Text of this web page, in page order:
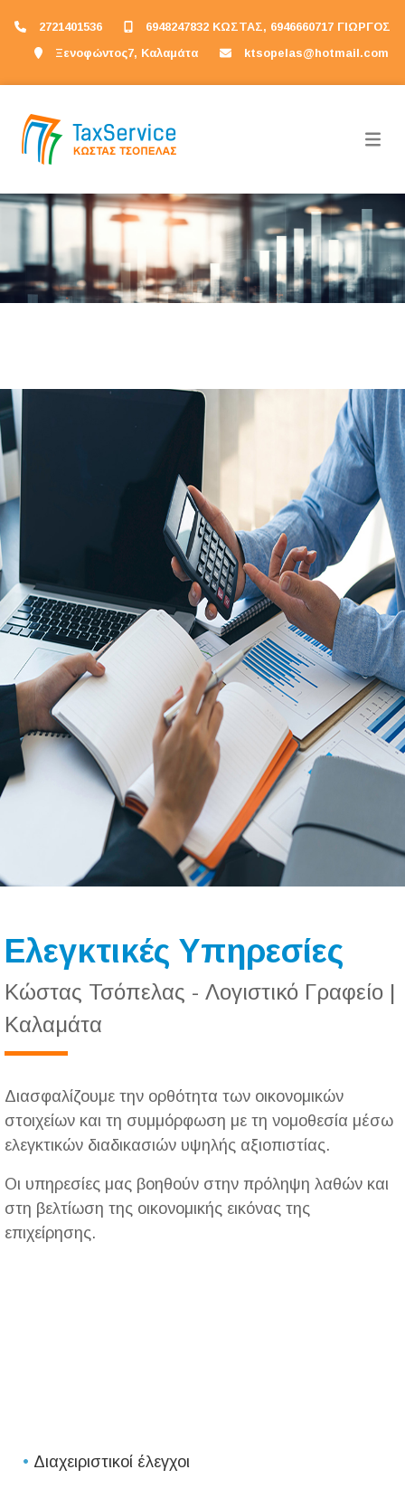
2721401536
6948247832 ΚΩΣΤΑΣ, 6946660717 ΓΙΩΡΓΟΣ
Ξενοφώντος7, Καλαμάτα
ktsopelas@hotmail.com
Ελεγκτικές Υπηρεσίες
Κώστας Τσόπελας - Λογιστικό Γραφείο |
Καλαμάτα
Διασφαλίζουμε την ορθότητα των οικονομικών
στοιχείων και τη συμμόρφωση με τη νομοθεσία μέσω
ελεγκτικών διαδικασιών υψηλής αξιοπιστίας.
Οι υπηρεσίες μας βοηθούν στην πρόληψη λαθών και
στη βελτίωση της οικονομικής εικόνας της
επιχείρησης.
• Διαχειριστικοί έλεγχοι